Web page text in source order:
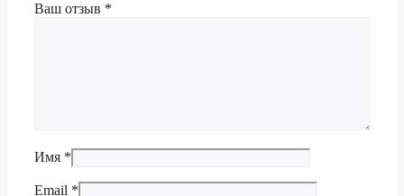
Ваш отзыв *
Имя *
Email *